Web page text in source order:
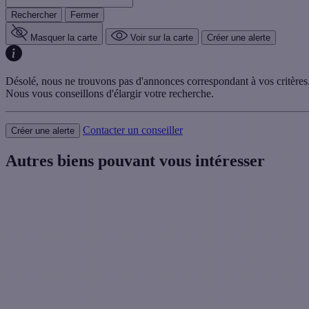
Rechercher Fermer
Masquer la carte Voir sur la carte Créer une alerte
Désolé, nous ne trouvons pas d'annonces correspondant à vos
Nous vous conseillons d'élargir votre recherche.
Créer une alerte Contacter un conseiller
Autres biens pouvant vous intéresser